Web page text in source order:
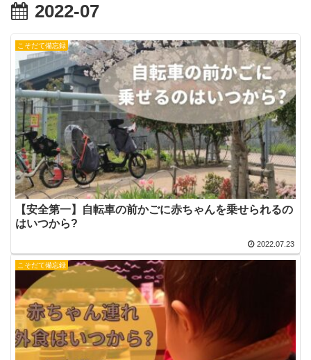
2022-07
こそだて備忘録
【安全第一】自転車の前かごに赤ちゃんを乗せられるの
はいつから?
2022.07.23
こそだて備忘録